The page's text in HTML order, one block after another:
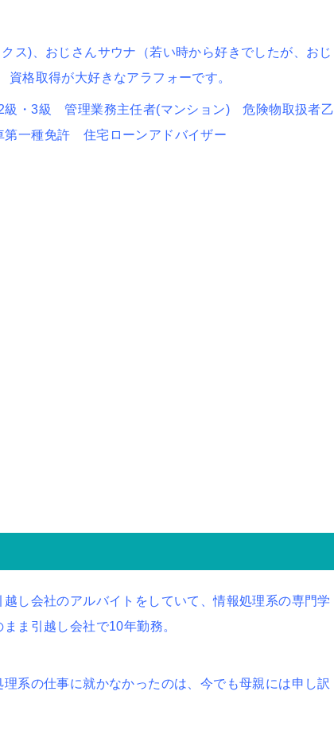
ス)、おじさんサウナ（若い時から好きでしたが、おじ
格取得が大好きなアラフォーです。
・3級 管理業務主任者(マンション) 危険物取扱者乙
一種免許 住宅ローンアドバイザー
し会社のアルバイトをしていて、情報処理系の専門学
ま引越し会社で10年勤務。
系の仕事に就かなかったのは、今でも母親には申し訳